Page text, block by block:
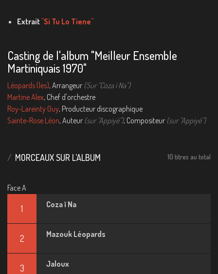
Extrait"Si Tu Lo Tiene"
Casting de l'album "Meilleur Ensemble
Martiniquais 1970"
Léopards (les), Arrangeur (Sur "Coza ï Na")
Martine Alex, Chef d'orchestre
Roy-Lareinty Guy, Producteur discographique
Sainte-Rose Léon, Auteur (sur "Appiyé"), Compositeur (sur "Appiyé")
MORCEAUX SUR L'ALBUM 10 titres au total
Face A
1 Coza ï Na
2 Mazouk Léopards
3 Jaloux